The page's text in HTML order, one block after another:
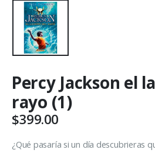
Percy Jackson el
rayo (1)
$399.00
¿Qué pasaría si un día descubrieras